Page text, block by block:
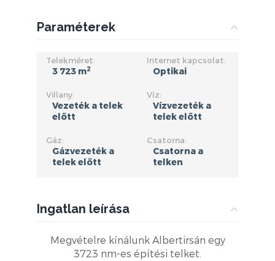
Paraméterek
Telekméret:
3 723 m2
Internet kapcsolat:
Optikai
Villany:
Vezeték a telek
előtt
Víz:
Vízvezeték a
telek előtt
Gáz:
Gázvezeték a
telek előtt
Csatorna:
Csatorna a
telken
Ingatlan leírása
Megvételre kínálunk Albertirsán egy
3723 nm-es építési telket.